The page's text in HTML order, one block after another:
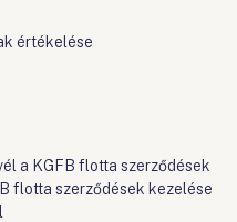
értékelése
a KGFB flotta szerződések
flotta szerződések kezelése